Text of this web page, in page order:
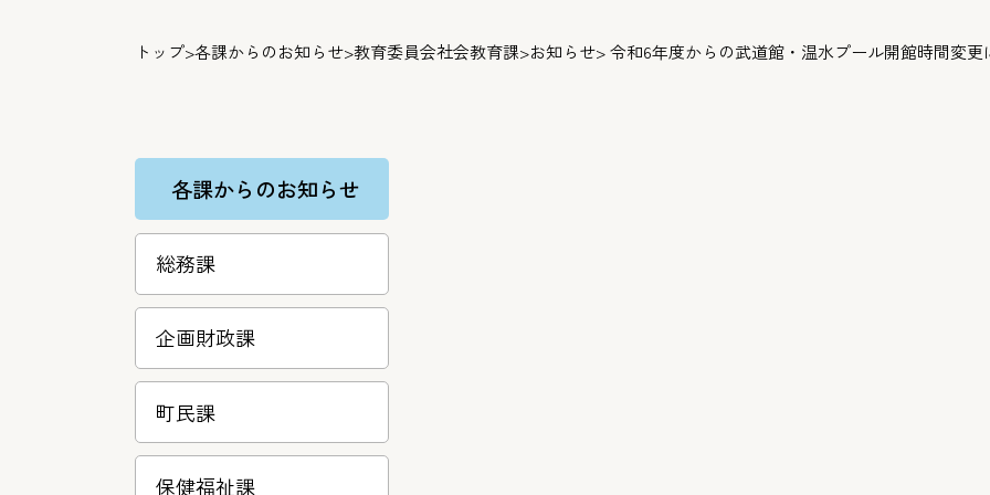
トップ>各課からのお知らせ>教育委員会社会教育課>お知らせ> 令和6年度からの武道館・温水プール開館時間変更
各課からのお知らせ
総務課
企画財政課
町民課
保健福祉課